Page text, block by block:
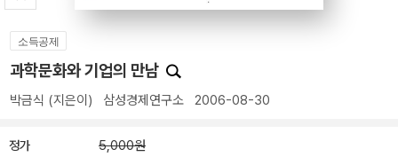
소득공제
과학문화와 기업의 만남
박금식 (지은이) 삼성경제연구소 2006-08-30
정가 5,000원